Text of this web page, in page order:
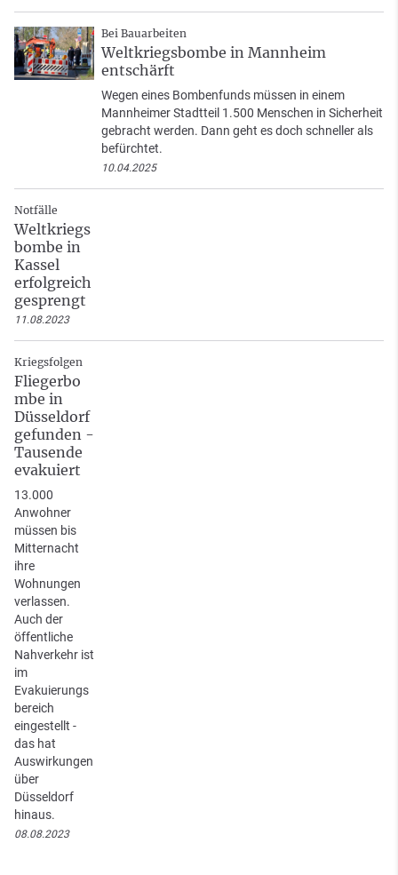
Bei Bauarbeiten
Weltkriegsbombe in Mannheim
entschärft
Wegen eines Bombenfunds müssen in einem
Mannheimer Stadtteil 1.500 Menschen in Sicherheit
gebracht werden. Dann geht es doch schneller als
befürchtet.
10.04.2025
Notfälle
Weltkriegs
bombe in
Kassel
erfolgreich
gesprengt
11.08.2023
Kriegsfolgen
Fliegerbo
mbe in
Düsseldorf
gefunden -
Tausende
evakuiert
13.000
Anwohner
müssen bis
Mitternacht
ihre
Wohnungen
verlassen.
Auch der
öffentliche
Nahverkehr ist
im
Evakuierungs
bereich
eingestellt -
das hat
Auswirkungen
über
Düsseldorf
hinaus.
08.08.2023